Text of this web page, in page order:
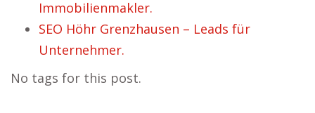
Immobilienmakler.
SEO Höhr Grenzhausen – Leads für
Unternehmer.
No tags for this post.